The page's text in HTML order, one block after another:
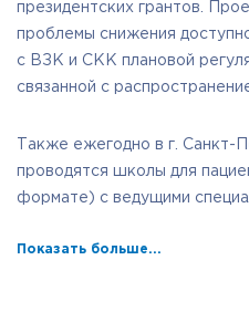
президентских грантов.
проблемы снижения
с ВЗК и СКК плановой
связанной с
Также ежегодно в г. Санкт-
проводятся школы для
формате) с ведущими
Показать больше...